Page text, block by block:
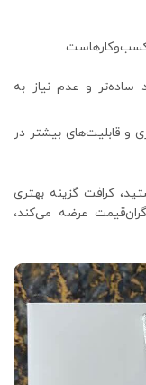
کسب‌وکارهاست.
ساده‌تر و عدم نیاز به
و قابلیت‌های بیشتر در
کرافت گزینه بهتری
عرضه می‌کند،